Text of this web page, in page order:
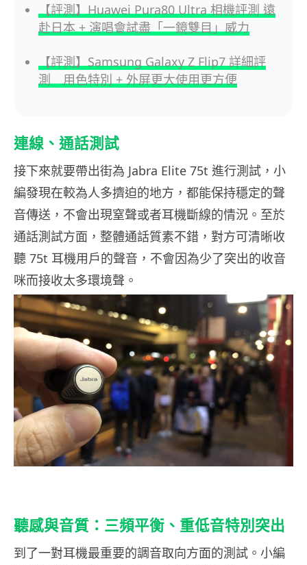
【評測】Huawei Pura80 Ultra 相機評測 遠
赴日本 + 演唱會試盡「一鏡雙目」威力
【評測】Samsung Galaxy Z Flip7 詳細評
測 用色特別 + 外屏更大使用更方便
連線、通話測試
接下來就要帶出街為 Jabra Elite 75t 進行測試，小
編發現在較為人多擠迫的地方，都能保持穩定的聲
音傳送，不會出現窒聲或者耳機斷線的情況。至於
通話測試方面，整體通話質素不錯，對方可清晰收
聽 75t 耳機用戶的聲音，不會因為少了突出的收音
咪而接收太多環境聲。
聽感與音質：三頻平衡、重低音特別突出
到了一對耳機最重要的調音取向方面的測試。小編